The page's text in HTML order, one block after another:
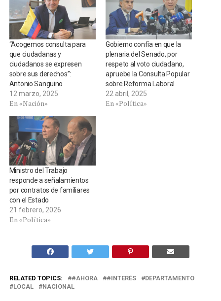
“Acogemos consulta para
que ciudadanas y
ciudadanos se expresen
sobre sus derechos”:
Antonio Sanguino
12 marzo, 2025
En «Nación»
Gobierno confía en que la
plenaria del Senado, por
respeto al voto ciudadano,
apruebe la Consulta Popular
sobre Reforma Laboral
22 abril, 2025
En «Política»
Ministro del Trabajo
responde a señalamientos
por contratos de familiares
con el Estado
21 febrero, 2026
En «Política»
RELATED TOPICS: #AHORA #INTERÉS
DEPARTAMENTO
LOCAL
NACIONAL